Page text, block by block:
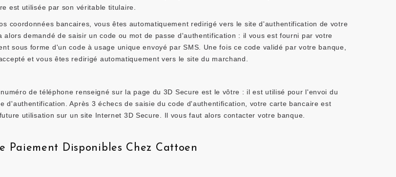
est utilisée par son véritable titulaire.
coordonnées bancaires, vous êtes automatiquement redirigé vers le site d'authentification de votre
alors demandé de saisir un code ou mot de passe d'authentification : il vous est fourni par votre
sous forme d'un code à usage unique envoyé par SMS. Une fois ce code validé par votre banque,
et vous êtes redirigé automatiquement vers le site du marchand.
de téléphone renseigné sur la page du 3D Secure est le vôtre : il est utilisé pour l'envoi du
d'authentification. Après 3 échecs de saisie du code d'authentification, votre carte bancaire est
utilisation sur un site Internet 3D Secure. Il vous faut alors contacter votre banque.
Paiement Disponibles Chez Cattoen